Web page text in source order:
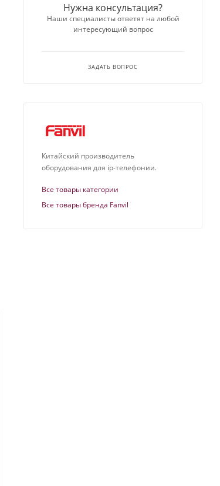
Китайский производитель
оборудования для ip-телефонии.
Все товары категории
Все товары бренда Fanvil
Нужна консультация?
Наши специалисты ответят на любой
интересующий вопрос
ЗАДАТЬ ВОПРОС